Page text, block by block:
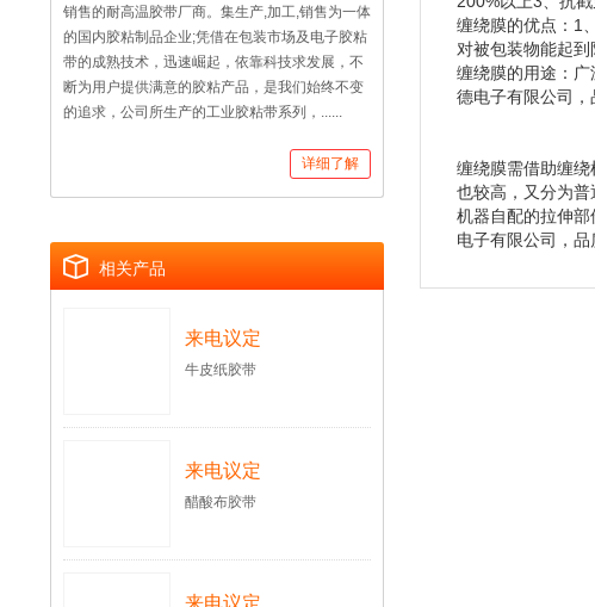
销售的耐高温胶带厂商。集生产,加工,销售为一体
的国内胶粘制品企业;凭借在包装市场及电子胶粘
带的成熟技术，迅速崛起，依靠科技求发展，不
断为用户提供满意的胶粘产品，是我们始终不变
的追求，公司所生产的工业胶粘带系列，......
详细了解
相关产品
来电议定
牛皮纸胶带
来电议定
醋酸布胶带
来电议定
缠绕膜的优点：1
对被包装物能起
缠绕膜的用途：
德电子有限公司，
缠绕膜需借助缠绕
也较高，又分为
机器自配的拉伸
电子有限公司，品